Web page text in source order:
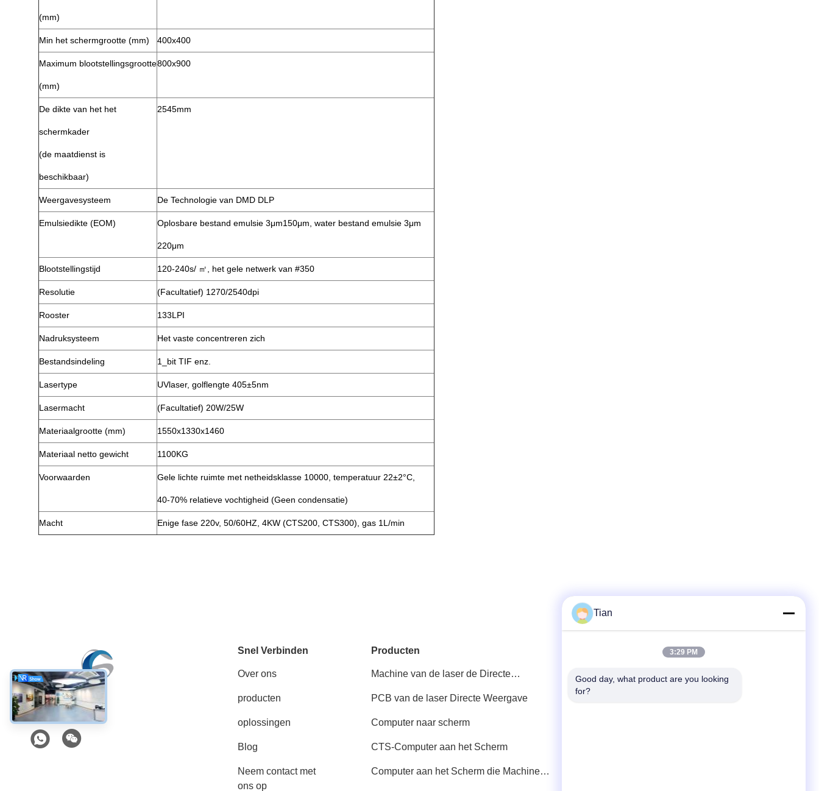
(mm)
Min het schermgrootte (mm) 400x400
Maximum blootstellingsgrootte
(mm)
800x900
De dikte van het het
schermkader
(de maatdienst is
beschikbaar)
2545mm
Weergavesysteem De Technologie van DMD DLP
Emulsiedikte (EOM) Oplosbare bestand emulsie 3μm150μm, water bestand emulsie 3μm
220μm
Blootstellingstijd 120-240s/ ㎡, het gele netwerk van #350
Resolutie (Facultatief) 1270/2540dpi
Rooster 133LPI
Nadruksysteem Het vaste concentreren zich
Bestandsindeling 1_bit TIF enz.
Lasertype UVlaser, golflengte 405±5nm
Lasermacht (Facultatief) 20W/25W
Materiaalgrootte (mm) 1550x1330x1460
Materiaal netto gewicht 1100KG
Voorwaarden Gele lichte ruimte met netheidsklasse 10000, temperatuur 22±2°C,
40-70% relatieve vochtigheid (Geen condensatie)
Macht Enige fase 220v, 50/60HZ, 4KW (CTS200, CTS300), gas 1L/min
Sociale media
Snel Verbinden
Over ons
producten
oplossingen
Blog
Neem contact met
ons op
Producten
Machine van de laser de Directe
PCB van de laser Directe Weergave
Computer naar scherm
CTS-Computer aan het Scherm
Computer aan het Scherm die Machine
Telefoon
Tian
3:29 PM
Good day, what product are you looking
for?